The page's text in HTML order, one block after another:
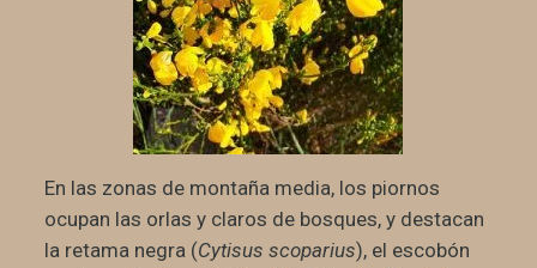
En las zonas de montaña media, los piornos
ocupan las orlas y claros de bosques, y destacan
la retama negra (Cytisus scoparius), el escobón